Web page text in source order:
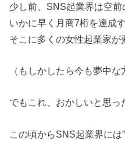
少し前、SNS起業界は空前
いかに早く月商7桁を達成
そこに多くの女性起業家が
（もしかしたら今も夢中
でもこれ、おかしいと思っ
この頃からSNS起業界には